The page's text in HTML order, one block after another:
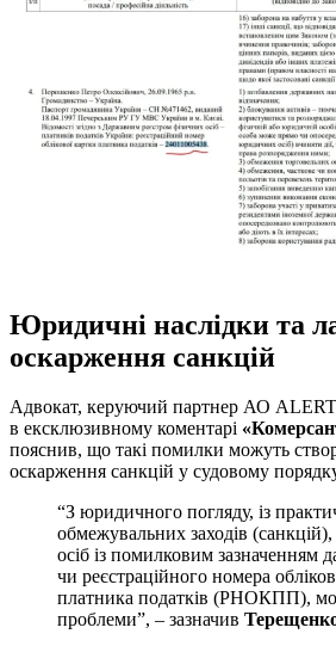
Юридичні наслідки та
оскарження санкцій
Адвокат, керуючий партнер АО
в ексклюзивному коментарі
пояснив, що такі помилки можуть
оскарження санкцій у судовому
“З юридичного погляду, із
обмежувальних заходів
осіб із помилковим зазначенням
чи реєстраційного номера
платника податків (РНОКПП),
проблеми”, – зазначив